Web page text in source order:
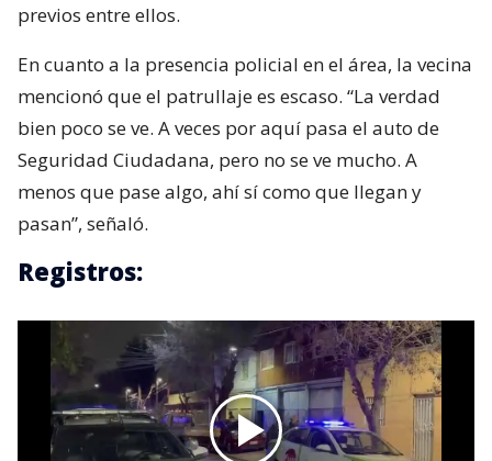
previos entre ellos.
En cuanto a la presencia policial en el área, la vecina
mencionó que el patrullaje es escaso. “La verdad
bien poco se ve. A veces por aquí pasa el auto de
Seguridad Ciudadana, pero no se ve mucho. A
menos que pase algo, ahí sí como que llegan y
pasan”, señaló.
Registros: